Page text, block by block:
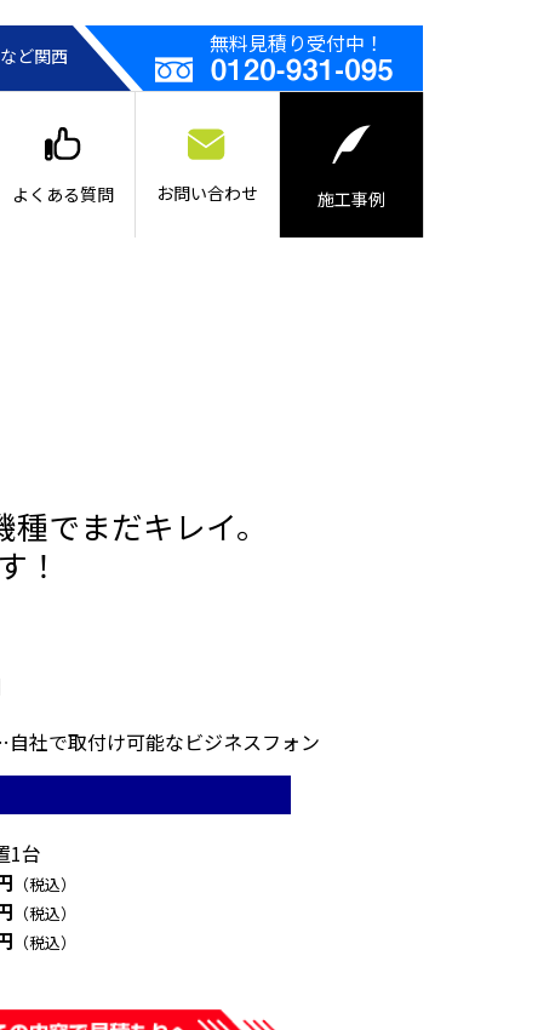
ど関西 無料見積り受付中！
よくある質問 お問い合わせ 施工事例
でまだキレイ。
！
社で取付け可能なビジネスフォン
1台
（税込）
（税込）
（税込）